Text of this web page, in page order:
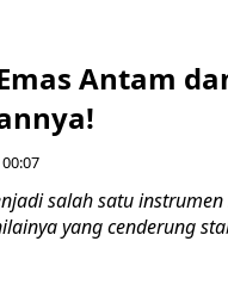
Antam
salah satu
yang cenderung